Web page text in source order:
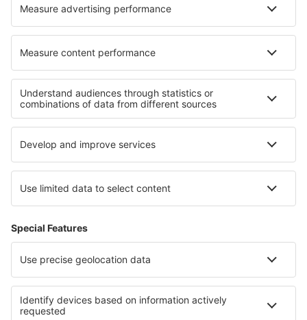
Cele mai bune locuri de cazare - regiuni
Cazare în Disneyland Paris Cazare în Corsica
Cazare în Franța Cazare în Provence-Alpes-Cote d'Azur
Cazare în Burgundia Cazare in Illinois
Cazare în Tobago Cazare in Woodbush Forest Reserve